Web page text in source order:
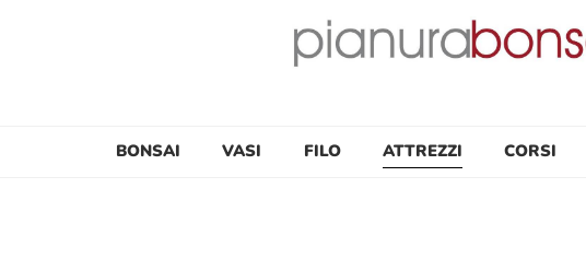
BONSAI VASI FILO ATTREZZI CORSI